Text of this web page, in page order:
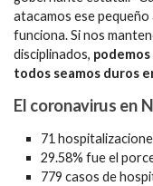
atacamos ese
funciona. Si nos
disciplinados,
todos seamos duros
El coronavirus en
71
29.58% fue el
779 casos de